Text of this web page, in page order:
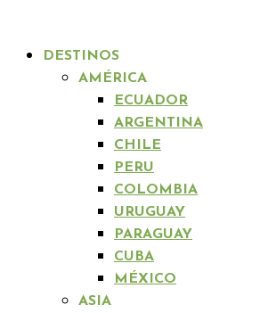
DESTINOS
AMÉRICA
ECUADOR
ARGENTINA
CHILE
PERU
COLOMBIA
URUGUAY
PARAGUAY
CUBA
MÉXICO
ASIA